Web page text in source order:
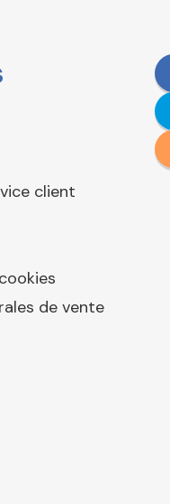
client
de vente